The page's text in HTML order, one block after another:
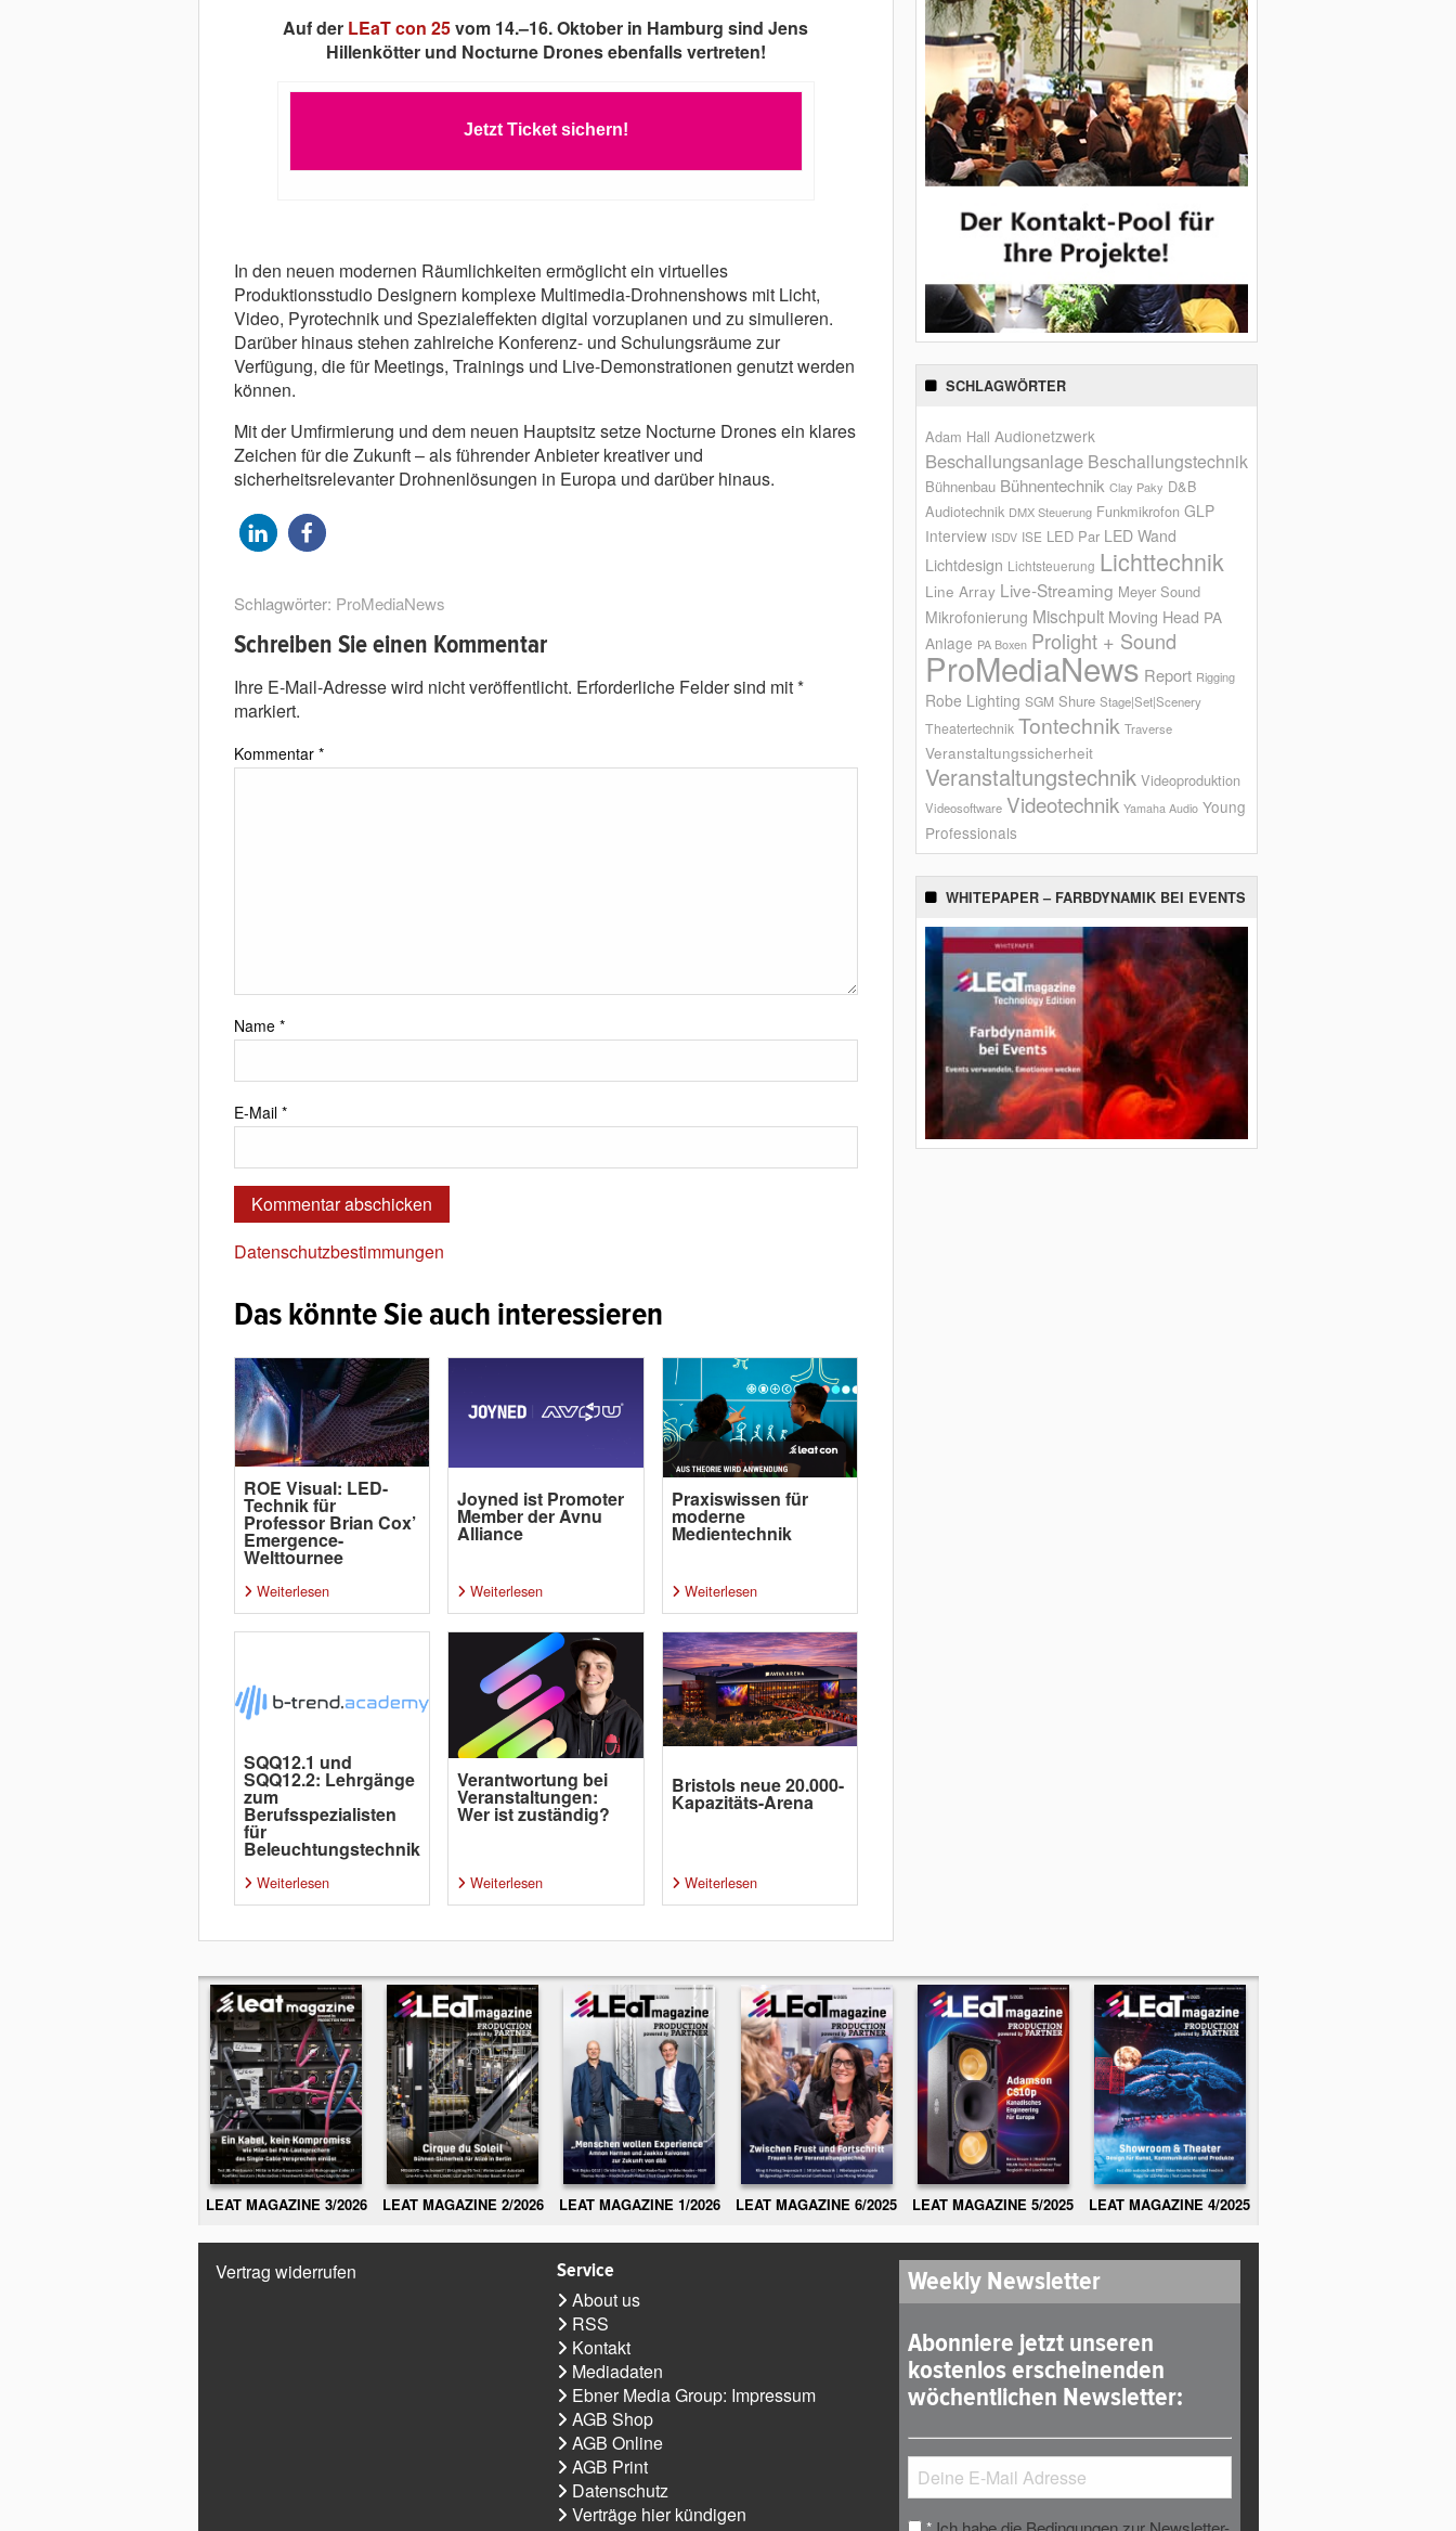
Auf der LEaT con 25vom 14.–16. Oktober in Hamburg sind Jens
Hillenkötter und Nocturne Drones ebenfalls vertreten!
Jetzt Ticket sichern!
In den neuen modernen Räumlichkeiten ermöglicht ein virtuelles
Produktionsstudio Designern komplexe Multimedia-Drohnenshows mit Licht,
Video, Pyrotechnik und Spezialeffekten digital vorzuplanen und zu simulieren.
Darüber hinaus stehen zahlreiche Konferenz- und Schulungsräume zur
Verfügung, die für Meetings, Trainings und Live-Demonstrationen genutzt werden
können.
Mit der Umfirmierung und dem neuen Hauptsitz setze Nocturne Drones ein klares
Zeichen für die Zukunft – als führender Anbieter kreativer und
sicherheitsrelevanter Drohnenlösungen in Europa und darüber hinaus.
Schlagwörter: ProMediaNews
Schreiben Sie einen Kommentar
Ihre E-Mail-Adresse wird nicht veröffentlicht. Erforderliche Felder sind mit*
markiert.
Kommentar *
Name *
E-Mail *
Datenschutzbestimmungen
Das könnte Sie auch interessieren
ROE Visual: LED-
Technik für
Professor Brian Cox’
Emergence-
Welttournee
Weiterlesen
Joyned ist Promoter
Member der Avnu
Alliance
Weiterlesen
Praxiswissen für
moderne
Medientechnik
Weiterlesen
SQQ12.1 und
SQQ12.2: Lehrgänge
zum
Berufsspezialisten
für
Beleuchtungstechnik
Weiterlesen
Verantwortung bei
Veranstaltungen:
Wer ist zuständig?
Weiterlesen
Bristols neue 20.000-
Kapazitäts-Arena
Weiterlesen
SCHLAGWÖRTER
Adam Hall Audionetzwerk
Beschallungsanlage Beschallungstechnik
Bühnenbau Bühnentechnik Clay Paky D&B
Audiotechnik DMX Steuerung Funkmikrofon GLP
Interview ISDV ISE LED Par LED Wand
Lichtdesign Lichtsteuerung Lichttechnik
Line Array Live-Streaming Meyer Sound
Mikrofonierung Mischpult Moving Head PA
Anlage PA Boxen Prolight + Sound
ProMediaNews Report Rigging
Robe Lighting SGM Shure Stage|Set|Scenery
Theatertechnik Tontechnik Traverse
Veranstaltungssicherheit
Veranstaltungstechnik Videoproduktion
Videosoftware Videotechnik Yamaha Audio Young
Professionals
WHITEPAPER – FARBDYNAMIK BEI EVENTS
LEAT MAGAZINE 3/2026 LEAT MAGAZINE 2/2026 LEAT MAGAZINE 1/2026 LEAT MAGAZINE 6/2025 LEAT MAGAZINE 5/2025 LEAT MAGAZINE 4/2025
Vertrag widerrufen Service
About us
RSS
Kontakt
Mediadaten
Ebner Media Group: Impressum
AGB Shop
AGB Online
AGB Print
Datenschutz
Verträge hier kündigen
Weekly Newsletter
Abonniere jetzt unseren
kostenlos erscheinenden
wöchentlichen Newsletter: